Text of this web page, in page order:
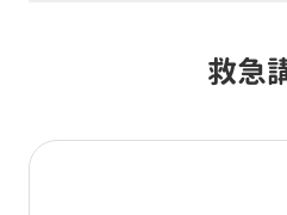
救急